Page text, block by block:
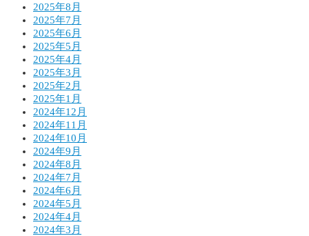
2025年8月
2025年7月
2025年6月
2025年5月
2025年4月
2025年3月
2025年2月
2025年1月
2024年12月
2024年11月
2024年10月
2024年9月
2024年8月
2024年7月
2024年6月
2024年5月
2024年4月
2024年3月